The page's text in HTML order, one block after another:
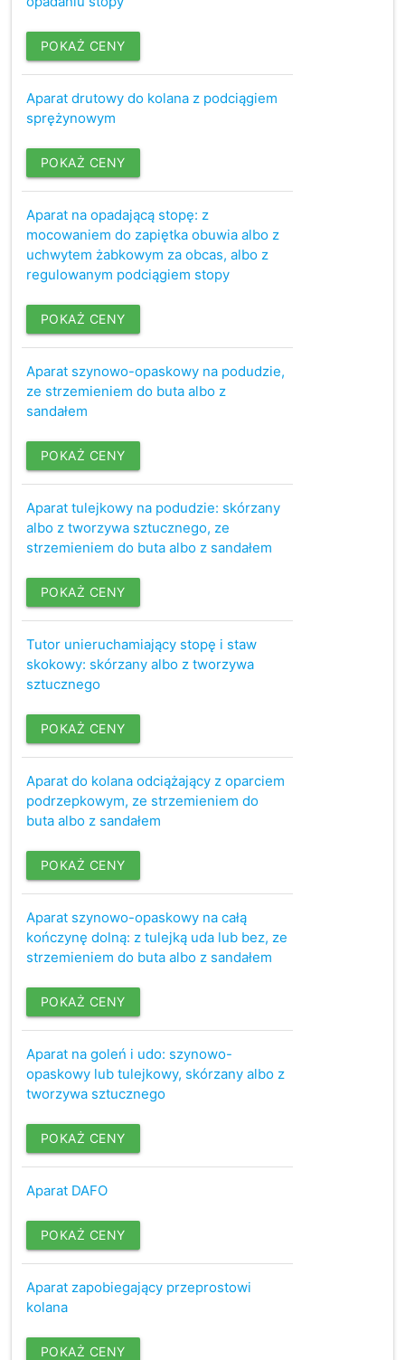
POKAŻ CENY
Aparat drutowy do kolana z podciągiem
sprężynowym
POKAŻ CENY
Aparat na opadającą stopę: z
mocowaniem do zapiętka obuwia albo z
uchwytem żabkowym za obcas, albo z
regulowanym podciągiem stopy
POKAŻ CENY
Aparat szynowo-opaskowy na podudzie,
ze strzemieniem do buta albo z
sandałem
POKAŻ CENY
Aparat tulejkowy na podudzie: skórzany
albo z tworzywa sztucznego, ze
strzemieniem do buta albo z sandałem
POKAŻ CENY
Tutor unieruchamiający stopę i staw
skokowy: skórzany albo z tworzywa
sztucznego
POKAŻ CENY
Aparat do kolana odciążający z oparciem
podrzepkowym, ze strzemieniem do
buta albo z sandałem
POKAŻ CENY
Aparat szynowo-opaskowy na całą
kończynę dolną: z tulejką uda lub bez, ze
strzemieniem do buta albo z sandałem
POKAŻ CENY
Aparat na goleń i udo: szynowo-
opaskowy lub tulejkowy, skórzany albo z
tworzywa sztucznego
POKAŻ CENY
Aparat DAFO
POKAŻ CENY
Aparat zapobiegający przeprostowi
kolana
POKAŻ CENY